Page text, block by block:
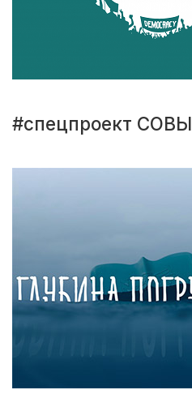
#спецпроект СОВЫ